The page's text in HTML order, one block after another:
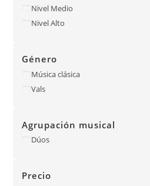
Nivel Medio
Nivel Alto
Género
Música clásica
Vals
Agrupación musical
Dúos
Precio